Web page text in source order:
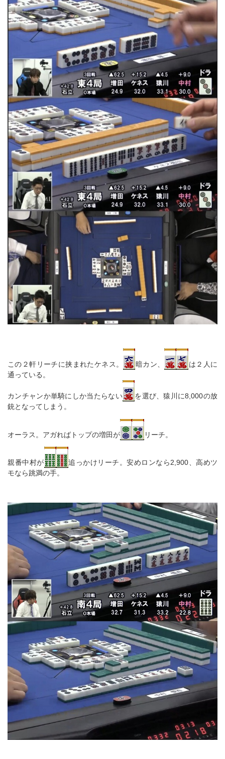
この２軒リーチに挟まれたケネス。 暗カン、
は２人に
通っている。
カンチャンか単騎にしか当たらない
を選び、猿川に8,000の放
銃となってしまう。
オーラス。アガればトップの増田が リーチ。
親番中村が
追っかけリーチ。安めロンなら2,900、高めツ
モなら跳満の手。